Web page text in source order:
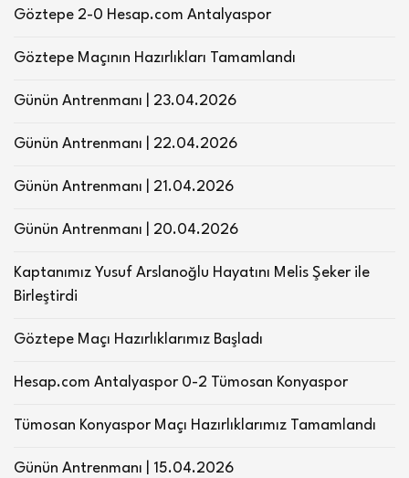
Göztepe 2-0 Hesap.com Antalyaspor
Göztepe Maçının Hazırlıkları Tamamlandı
Günün Antrenmanı | 23.04.2026
Günün Antrenmanı | 22.04.2026
Günün Antrenmanı | 21.04.2026
Günün Antrenmanı | 20.04.2026
Kaptanımız Yusuf Arslanoğlu Hayatını Melis Şeker ile
Birleştirdi
Göztepe Maçı Hazırlıklarımız Başladı
Hesap.com Antalyaspor 0-2 Tümosan Konyaspor
Tümosan Konyaspor Maçı Hazırlıklarımız Tamamlandı
Günün Antrenmanı | 15.04.2026